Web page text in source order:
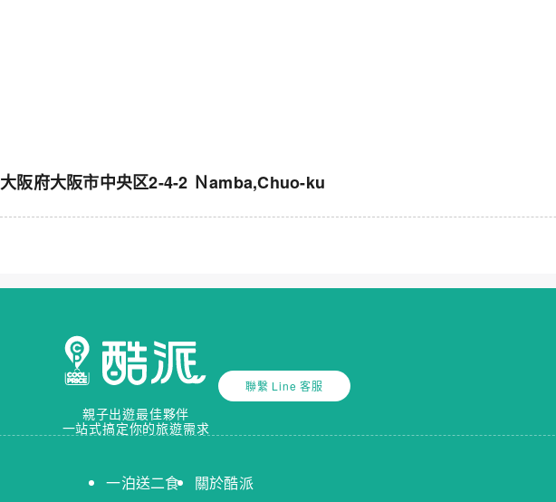
大阪府大阪市中央区2-4-2 Ｎamba,Chuo-ku
親子出遊最佳夥伴
一站式搞定你的旅遊需求
聯繫 Line 客服
一泊送二食 關於酷派